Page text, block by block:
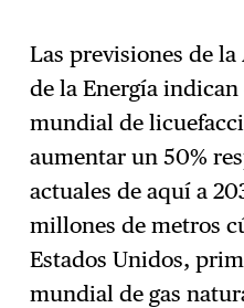
Las previsiones de
de la Energía
mundial de
aumentar un 50%
actuales de aquí a
millones de metros
Estados Unidos,
mundial de gas